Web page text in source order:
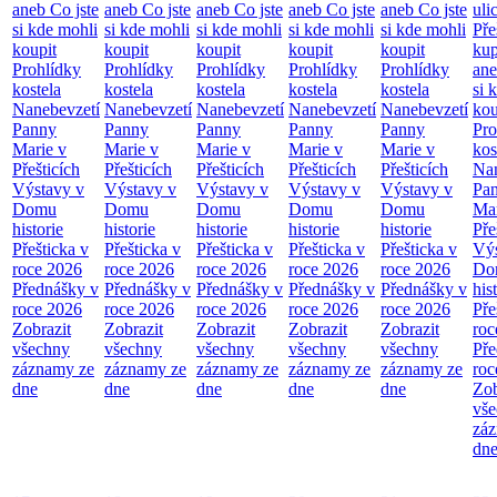
aneb Co jste
si kde mohli
koupit
Prohlídky
kostela
Nanebevzetí
Panny
Marie v
Přešticích
Výstavy v
Domu
historie
Přešticka v
roce 2026
Přednášky v
roce 2026
Zobrazit
všechny
záznamy ze
dne
aneb Co jste
si kde mohli
koupit
Prohlídky
kostela
Nanebevzetí
Panny
Marie v
Přešticích
Výstavy v
Domu
historie
Přešticka v
roce 2026
Přednášky v
roce 2026
Zobrazit
všechny
záznamy ze
dne
aneb Co jste
si kde mohli
koupit
Prohlídky
kostela
Nanebevzetí
Panny
Marie v
Přešticích
Výstavy v
Domu
historie
Přešticka v
roce 2026
Přednášky v
roce 2026
Zobrazit
všechny
záznamy ze
dne
aneb Co jste
si kde mohli
koupit
Prohlídky
kostela
Nanebevzetí
Panny
Marie v
Přešticích
Výstavy v
Domu
historie
Přešticka v
roce 2026
Přednášky v
roce 2026
Zobrazit
všechny
záznamy ze
dne
aneb Co jste
si kde mohli
koupit
Prohlídky
kostela
Nanebevzetí
Panny
Marie v
Přešticích
Výstavy v
Domu
historie
Přešticka v
roce 2026
Přednášky v
roce 2026
Zobrazit
všechny
záznamy ze
dne
si
dne